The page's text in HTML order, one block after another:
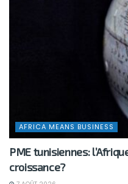
AFRICA MEANS BUSINESS
PME tunisiennes:
croissance?